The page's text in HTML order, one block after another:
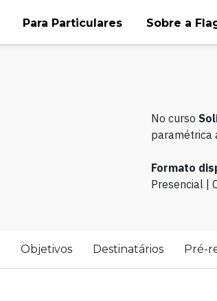
Para Particulares Sobre a
No curso
paramétrica
Formato
Presencial |
Objetivos Destinatários Pré-